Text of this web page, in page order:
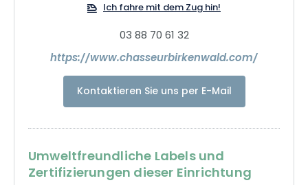
Ich fahre mit dem Zug hin!
03 88 70 61 32
https://www.chasseurbirkenwald.com/
Kontaktieren Sie uns per E-Mail
Umweltfreundliche Labels und
Zertifizierungen dieser Einrichtung